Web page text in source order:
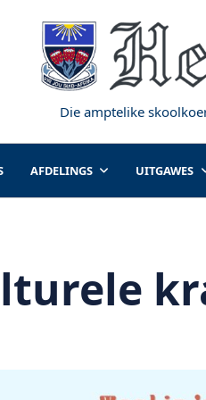
Die amptelike
AFDELINGS UITGAWES